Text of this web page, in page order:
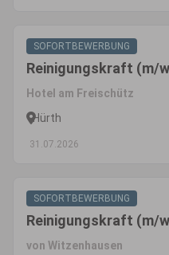
SOFORTBEWERBUNG
Reinigungskraft (m/
Hotel am Freischütz
Hürth
31.07.2026
SOFORTBEWERBUNG
Reinigungskraft (m/
von Witzenhausen